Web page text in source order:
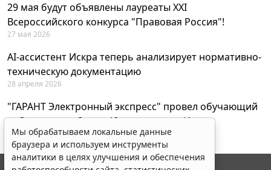
29 мая будут объявлены лауреаты XXI
Всероссийского конкурса "Правовая Россия"!
27 мая 2026
AI-ассистент Искра теперь анализирует нормативно-
техническую документацию
28 апреля 2026
"ГАРАНТ Электронный экспресс" провел обучающий
вебинар по работе с AI-ассистентом Искра
23 апреля 2026
Мы обрабатываем локальные данные
браузера и используем инструменты
аналитики в целях улучшения и обеспечения